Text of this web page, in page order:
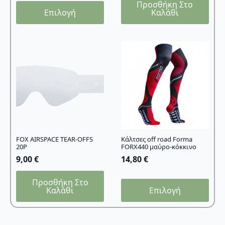
Επιλογή
Αυτό
προϊόν
μπορούν
να
σελίδα
του
προϊόντος
Προσθήκη Στο
Καλάθι
FOX AIRSPACE TEAR-OFFS
20P
9,00€
Προσθήκη Στο
Καλάθι
Κάλτσες off road Forma
FORX440 μαύρο-κόκκινο
14,80€
Επιλογή
Αυτό
προϊόν